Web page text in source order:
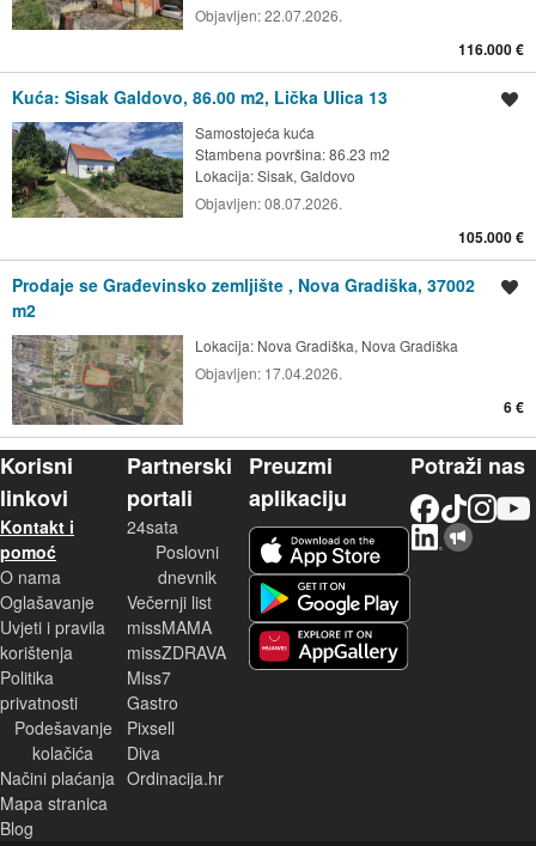
Objavljen:22.07.2026.
116.000 €
Kuća: Sisak Galdovo, 86.00 m2, Lička Ulica 13
Samostojeća kuća
Stambena površina: 86.23 m2
Lokacija:Sisak, Galdovo
Objavljen:08.07.2026.
105.000 €
Prodaje se Građevinsko zemljište , Nova Gradiška, 37002
m2
Lokacija: Nova Gradiška, Nova Gradiška
Objavljen: 17.04.2026.
6 €
Korisni
linkovi
Kontakt i
pomoć
O nama
Oglašavanje
Uvjeti i pravila
korištenja
Politika
privatnosti
Podešavanje
kolačića
Načini plaćanja
Mapa stranica
Blog
Partnerski
portali
24sata
Poslovni
dnevnik
Večernji list
missMAMA
missZDRAVA
Miss7
Gastro
Pixsell
Diva
Ordinacija.hr
Preuzmi
aplikaciju
Potraži nas